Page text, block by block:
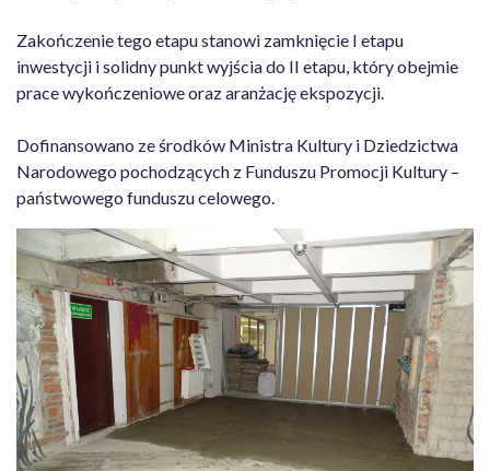
Zakończenie tego etapu stanowi zamknięcie I etapu
inwestycji i solidny punkt wyjścia do II etapu, który obejmie
prace wykończeniowe oraz aranżację ekspozycji.
Dofinansowano ze środków Ministra Kultury i Dziedzictwa
Narodowego pochodzących z Funduszu Promocji Kultury –
państwowego funduszu celowego.